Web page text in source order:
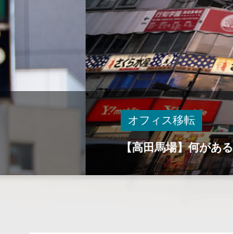
オフィス移転
【皇居周辺】何があ